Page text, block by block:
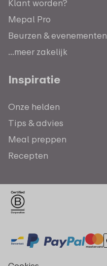
Klant worden?
Mepal Pro
Beurzen & evenementen
...meer zakelijk
Inspiratie
Onze helden
Tips & advies
Meal preppen
Recepten